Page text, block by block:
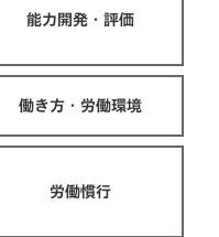
能力開発・評価
働き方・労働環境
労働慣行